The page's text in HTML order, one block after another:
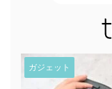
ガジェット